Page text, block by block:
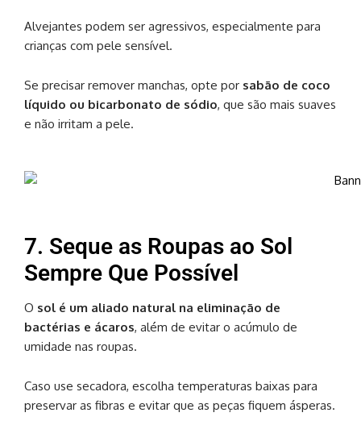
Alvejantes podem ser agressivos, especialmente para
crianças com pele sensível.
Se precisar remover manchas, opte por sabão de coco
líquido ou bicarbonato de sódio, que são mais suaves
e não irritam a pele.
7. Seque as Roupas ao Sol
Sempre Que Possível
O sol é um aliado natural na eliminação de
bactérias e ácaros, além de evitar o acúmulo de
umidade nas roupas.
Caso use secadora, escolha temperaturas baixas para
preservar as fibras e evitar que as peças fiquem ásperas.